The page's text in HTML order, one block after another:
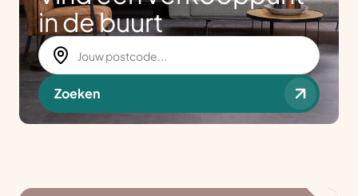
in de buurt
Zoeken